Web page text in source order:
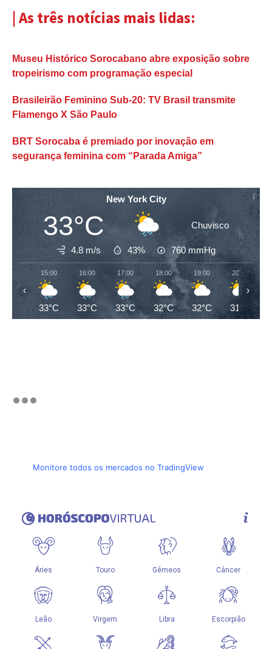
| As três notícias mais lidas:
Museu Histórico Sorocabano abre exposição sobre
tropeirismo com programação especial
Brasileirão Feminino Sub-20: TV Brasil transmite
Flamengo X São Paulo
BRT Sorocaba é premiado por inovação em
segurança feminina com “Parada Amiga”
New York City
33°C Chuvisco
4.8 m/s 43% 760mmHg
15:00
33°C
16:00
33°C
17:00
33°C
18:00
32°C
19:00
32°C
20:00
31°C
‹ ›
Monitore todos os mercados no TradingView